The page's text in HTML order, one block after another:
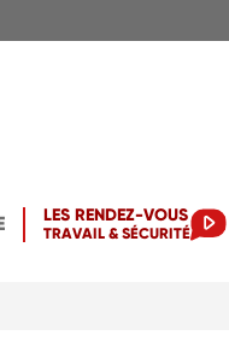
LES RENDEZ-VOUS
TRAVAIL & SÉCURITÉ